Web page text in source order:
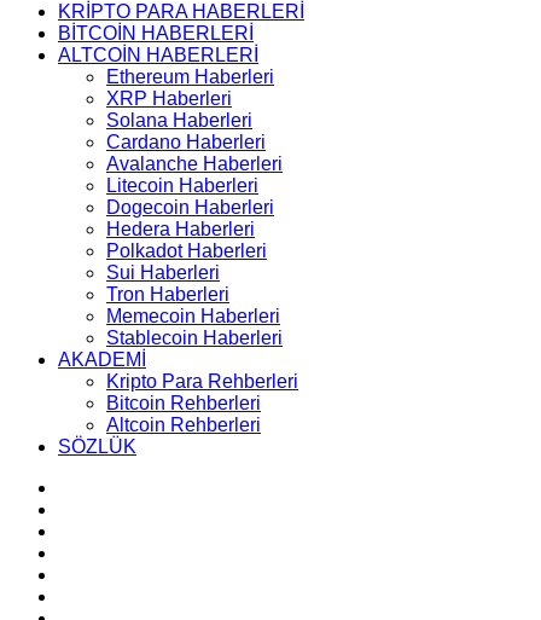
KRİPTO PARA HABERLERİ
BİTCOİN HABERLERİ
ALTCOİN HABERLERİ
Ethereum Haberleri
XRP Haberleri
Solana Haberleri
Cardano Haberleri
Avalanche Haberleri
Litecoin Haberleri
Dogecoin Haberleri
Hedera Haberleri
Polkadot Haberleri
Sui Haberleri
Tron Haberleri
Memecoin Haberleri
Stablecoin Haberleri
AKADEMİ
Kripto Para Rehberleri
Bitcoin Rehberleri
Altcoin Rehberleri
SÖZLÜK